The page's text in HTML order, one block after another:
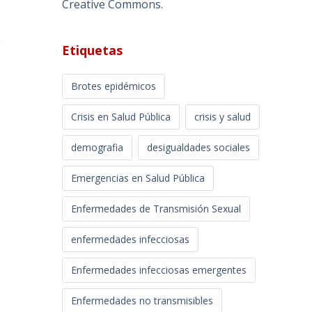
Creative Commons.
Etiquetas
Brotes epidémicos
Crisis en Salud Pública crisis y salud
demografia desigualdades sociales
Emergencias en Salud Pública
Enfermedades de Transmisión Sexual
enfermedades infecciosas
Enfermedades infecciosas emergentes
Enfermedades no transmisibles